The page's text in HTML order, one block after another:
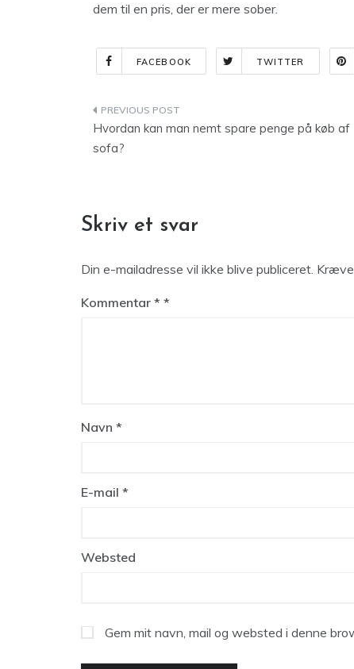
dem til en pris, der er mere sober.
FACEBOOK TWITTER
Indlægsnavigation
Hvordan kan man nemt spare penge på køb af
sofa?
Skriv et svar
Din e-mailadresse vil ikke blive publiceret.
Kommentar *
Navn *
E-mail *
Websted
Gem mit navn, mail og websted i denne